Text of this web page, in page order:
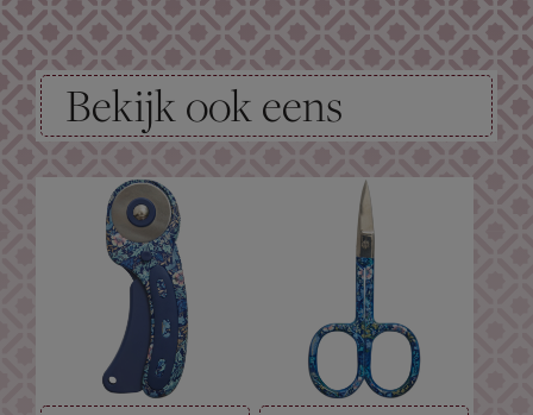
Bekijk ook eens